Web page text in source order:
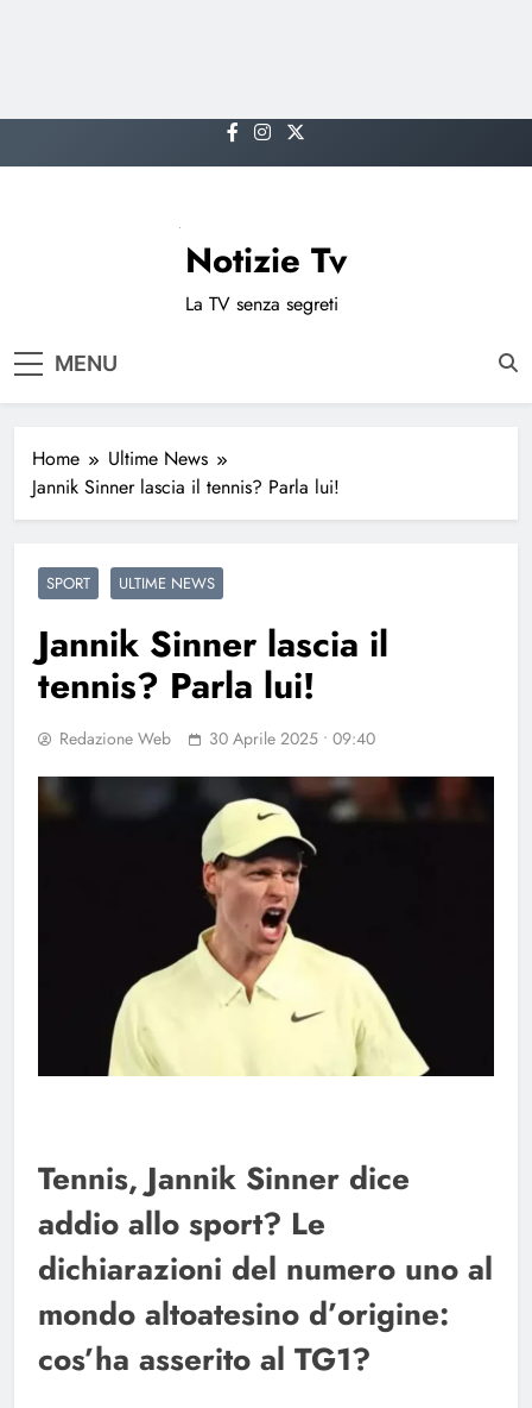
to
Notizie Tv
La TV senza segreti
MENU
Home
Ultime News
Jannik Sinner lascia il tennis? Parla lui!
SPORT ULTIME NEWS
Jannik Sinner lascia il
tennis? Parla lui!
Redazione Web 30 Aprile 2025 • 09:40
Tennis, Jannik Sinner dice
addio allo sport? Le
dichiarazioni del numero uno al
mondo altoatesino d’origine:
cos’ha asserito al TG1?